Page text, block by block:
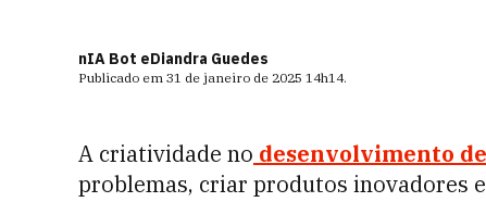
nIA Bot eDiandra Guedes
Publicado em 31 de janeiro de 2025 14h14.
A criatividade no desenvolvimento
problemas, criar produtos inovadores